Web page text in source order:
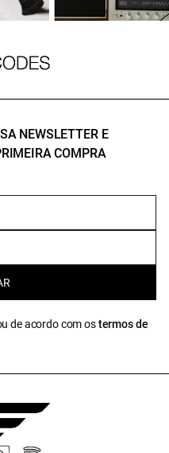
NEWSLETTER E
COMPRA
de acordo com ostermos de